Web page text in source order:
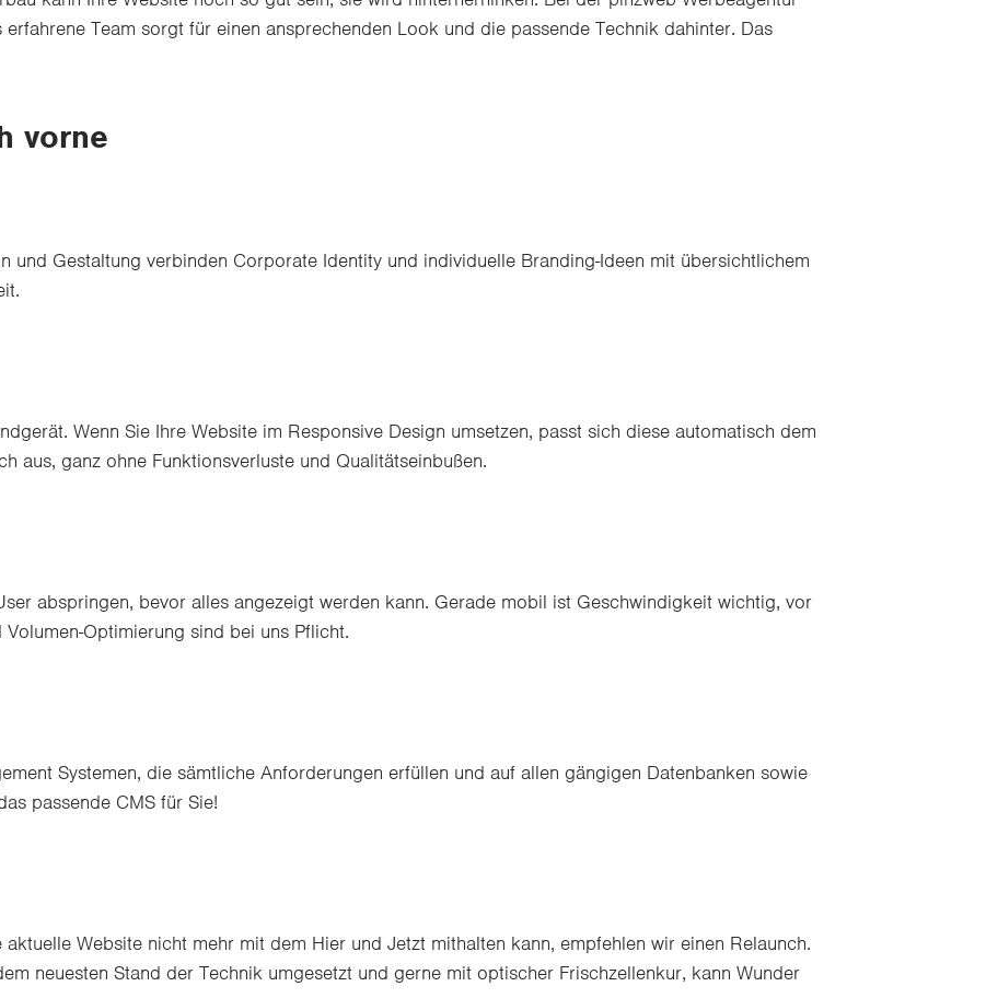
Team sorgt für einen ansprechenden Look und die passende Technik dahinter. Das
vorne
und Gestaltung verbinden Corporate Identity und individuelle Branding-Ideen mit übersichtlichem
Wenn Sie Ihre Website im Responsive Design umsetzen, passt sich diese automatisch dem
aus, ganz ohne Funktionsverluste und Qualitätseinbußen.
abspringen, bevor alles angezeigt werden kann. Gerade mobil ist Geschwindigkeit wichtig, vor
Optimierung sind bei uns Pflicht.
Systemen, die sämtliche Anforderungen erfüllen und auf allen gängigen Datenbanken sowie
passende CMS für Sie!
Website nicht mehr mit dem Hier und Jetzt mithalten kann, empfehlen wir einen Relaunch.
neuesten Stand der Technik umgesetzt und gerne mit optischer Frischzellenkur, kann Wunder